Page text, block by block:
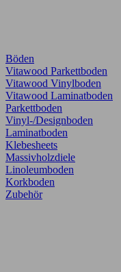
Böden
Vitawood Parkettboden
Vitawood Vinylboden
Vitawood Laminatboden
Parkettboden
Vinyl-/Designboden
Laminatboden
Klebesheets
Massivholzdiele
Linoleumboden
Korkboden
Zubehör